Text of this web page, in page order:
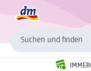
Suchen und finden